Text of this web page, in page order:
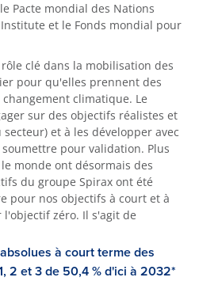
Pacte mondial des Nations
et le Fonds mondial pour
clé dans la mobilisation des
pour qu'elles prennent des
climatique. Le
sur des objectifs réalistes et
et à les développer avec
pour validation. Plus
monde ont désormais des
du groupe Spirax ont été
pour nos objectifs à court et à
zéro. Il s'agit de
à court terme des
2 et 3 de 50,4 % d'ici à 2032*